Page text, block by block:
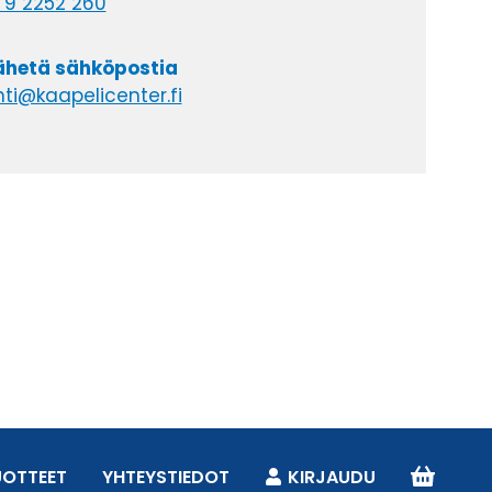
sähköpostia
YHTEYSTIEDOT KIRJAUDU